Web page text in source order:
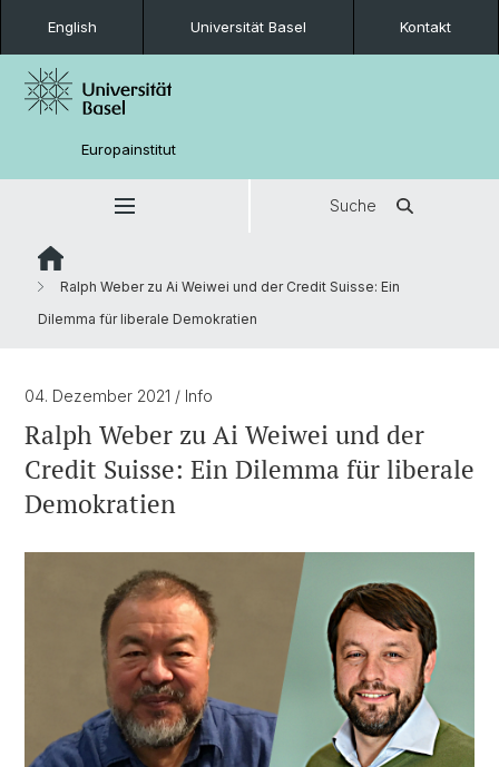
English Universität Basel Kontakt
Europainstitut
Suche
Ralph Weber zu Ai Weiwei und der Credit Suisse: Ein
Dilemma für liberale Demokratien
04. Dezember 2021 / Info
Ralph Weber zu Ai Weiwei und der
Credit Suisse: Ein Dilemma für liberale
Demokratien